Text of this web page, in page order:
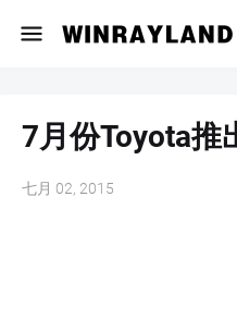
7月份Toyota推
七月 02, 2015